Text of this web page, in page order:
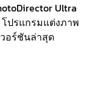
Ultra
โปรแกรมแต่งภาพ
อร์ชันล่าสุด